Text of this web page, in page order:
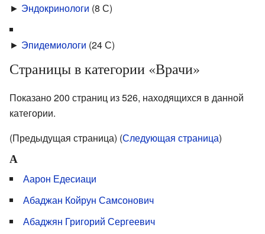
► Эндокринологи (8 С)
► Эпидемиологи (24 С)
Страницы в категории «Врачи»
Показано 200 страниц из 526, находящихся в данной
категории.
(Предыдущая страница) (Следующая страница)
А
Аарон Едесиаци
Абаджан Койрун Самсонович
Абаджян Григорий Сергеевич